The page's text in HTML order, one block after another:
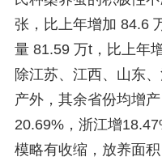
张，比上年增加 84.6
量 81.59 万t，比上年
除江苏、江西、山东
产外，其余省份均增
20.69%，浙江增
模略有收缩，放养面